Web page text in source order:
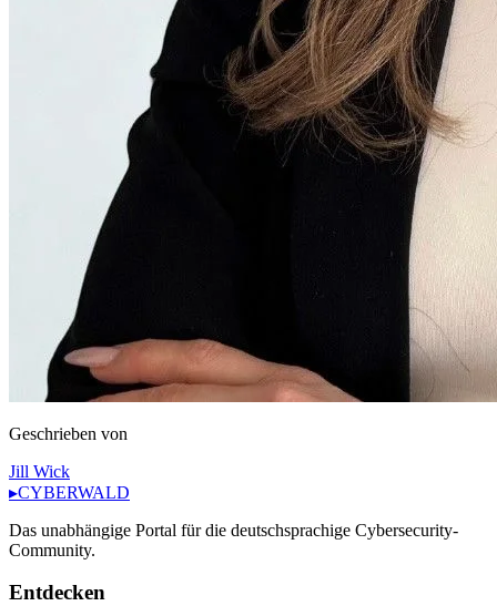
Geschrieben von
Jill Wick
▸CYBERWALD
Das unabhängige Portal für die deutschsprachige Cybersecurity-
Community.
Entdecken